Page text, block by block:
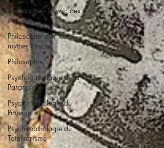
Mythologie - Savoir des
Anciens
Philosopher par les
mythes grecs
Philosophie
Psychopathologie de la
Paranoïa
Psychopathologie du
Pouvoir
Psychopathologie du
Totalitarisme